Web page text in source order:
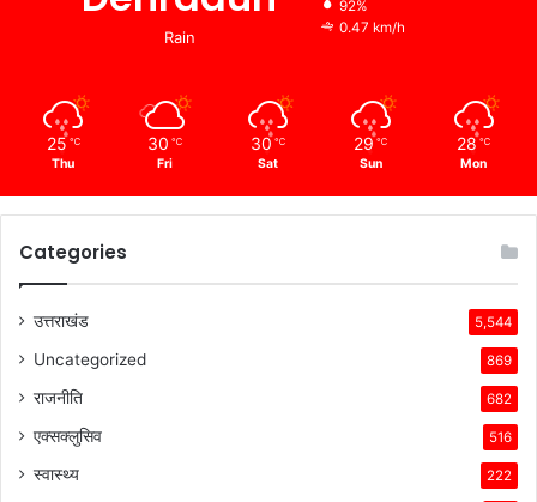
Rain
92%
0.47 km/h
25 ℃
Thu
30 ℃
Fri
30 ℃
Sat
29 ℃
Sun
28 ℃
Mon
Categories
उत्तराखंड 5,544
Uncategorized 869
राजनीति 682
एक्सक्लुसिव 516
स्वास्थ्य 222